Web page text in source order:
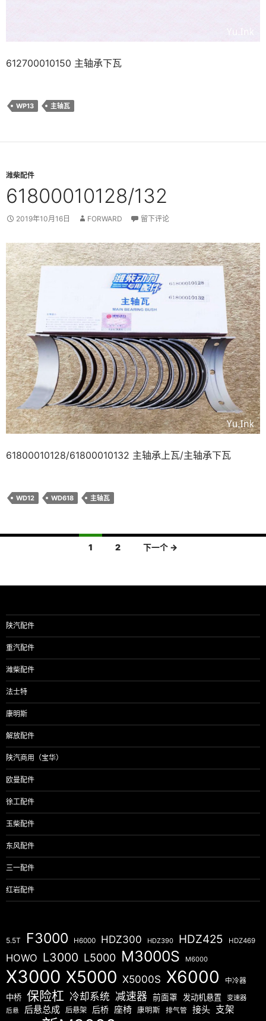
612700010150 主轴承下瓦
WP13 主轴瓦
潍柴配件
61800010128/132
2019年10月16日 FORWARD 留下评论
61800010128/61800010132 主轴承上瓦/主轴承下瓦
WD12 WD618 主轴瓦
导
1 2 下一个 →
陕汽配件
重汽配件
潍柴配件
法士特
康明斯
解放配件
陕汽商用（宝华）
欧曼配件
徐工配件
玉柴配件
东风配件
三一配件
红岩配件
5.5T F3000 H6000 HDZ300 HDZ390 HDZ425 HDZ469
HOWO L3000 L5000 M3000S M6000
X3000 X5000 X5000S X6000 中冷器
中桥 保险杠 冷却系统 减速器 前面罩 发动机悬置 变速器
后悬 后悬总成 后悬架 后桥 座椅 康明斯 排气管 接头 支架